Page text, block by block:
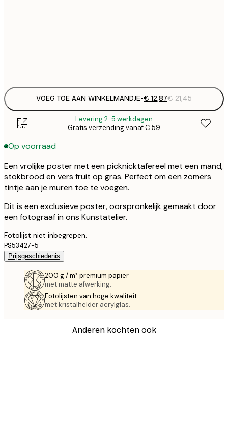
VOEG TOE AAN WINKELMANDJE-€ 12,87€ 21,45
Levering 2-5 werkdagen
Gratis verzending vanaf € 59
Op voorraad
Een vrolijke poster met een picknicktafereel met een mand,
stokbrood en vers fruit op gras. Perfect om een zomers
tintje aan je muren toe te voegen.
Dit is een exclusieve poster, oorspronkelijk gemaakt door
een fotograaf in ons Kunstatelier.
Fotolijst niet inbegrepen.
PS53427-5
Prijsgeschiedenis
200 g / m² premium papier
met matte afwerking.
Fotolijsten van hoge kwaliteit
met kristalhelder acrylglas.
Anderen kochten ook